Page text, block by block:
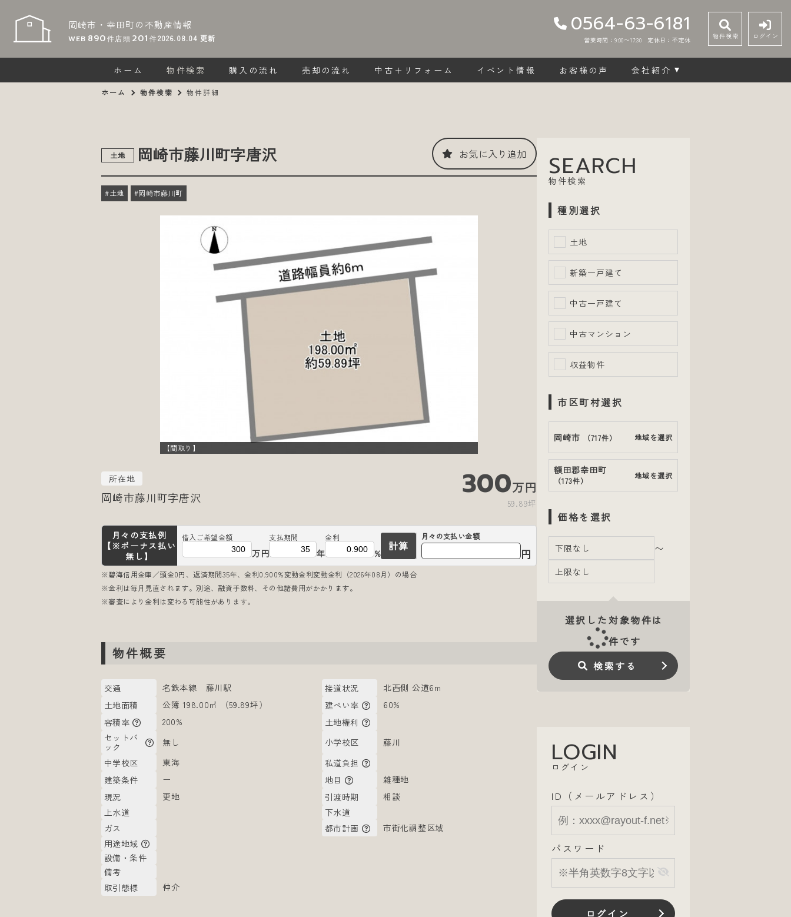
岡崎市・幸田町の不動産情報
WEB 890件店頭 201 件2026.08.04 更新
0564-63-6181
営業時間：9:00〜17:30 定休日：不定休 物件検索 ログイン
ホーム 物件検索 購入の流れ 売却の流れ 中古＋リフォーム イベント情報 お客様の声 会社紹介
ホーム 物件検索 物件詳細
土地 岡崎市藤川町字唐沢 お気に入り追加
#土地 #岡崎市藤川町
【間取り】
所在地
岡崎市藤川町字唐沢 300万円
59.89坪
月々の支払例
【※ボーナス払い
無し】
借入ご希望金額
万円
支払期間
年
金利
%
計算
月々の支払い金額
円
※碧海信用金庫／頭金0円、返済期間35年、金利0.900%変動金利変動金利（2026年08月）の場合
※金利は毎月見直されます。別途、融資手数料、その他諸費用がかかります。
※審査により金利は変わる可能性があります。
物件概要
交通 名鉄本線 藤川駅 接道状況
北西側 公道6m
土地面積
公簿 198.00㎡ （59.89坪） 建ぺい率
60%
容積率
200%
土地権利
セットバ
ック
無し 小学校区
藤川
中学校区
東海
私道負担
建築条件
ー 地目
雑種地
現況
更地 引渡時期
相談
上水道
下水道
ガス
都市計画
市街化調整区域
用途地域
設備・条件
備考
取引態様
仲介
SEARCH
物件検索
種別選択
土地
新築一戸建て
中古一戸建て
中古マンション
収益物件
市区町村選択
岡崎市 （717件） 地域を選択
額田郡幸田町
（173件）
地域を選択
価格を選択
〜
選択した対象物件は
件です
検索する
LOGIN
ログイン
ID（メールアドレス）
パスワード
ログイン